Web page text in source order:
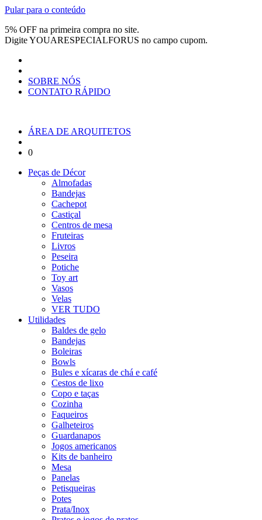
Pular para o conteúdo
5% OFF na primeira compra no site.
DigiteYOUARESPECIALFORUS no campo cupom.
SOBRE NÓS
CONTATO RÁPIDO
ÁREA DE ARQUITETOS
0
Peças de Décor
Almofadas
Bandejas
Cachepot
Castiçal
Centros de mesa
Fruteiras
Livros
Peseira
Potiche
Toy art
Vasos
Velas
VER TUDO
Utilidades
Baldes de gelo
Bandejas
Boleiras
Bowls
Bules e xícaras de chá e café
Cestos de lixo
Copo e taças
Cozinha
Faqueiros
Galheteiros
Guardanapos
Jogos americanos
Kits de banheiro
Mesa
Panelas
Petisqueiras
Potes
Prata/Inox